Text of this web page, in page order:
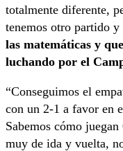
totalmente diferente,
tenemos otro partido y
las matemáticas y
luchando por el
“Conseguimos el
con un 2-1 a favor en
Sabemos cómo
muy de ida y vuelta,